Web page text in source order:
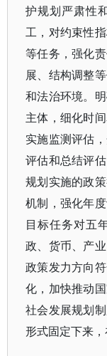
护规划严肃性
工，对约束性
等任务，强化
展、结构调整
和法治环境。
主体，细化时
实施监测评估
评估和总结评
规划实施的政
机制，强化年
目标任务对五
政、货币、产
政策发力方向
化，加快推动
社会发展规划
形式固定下来，